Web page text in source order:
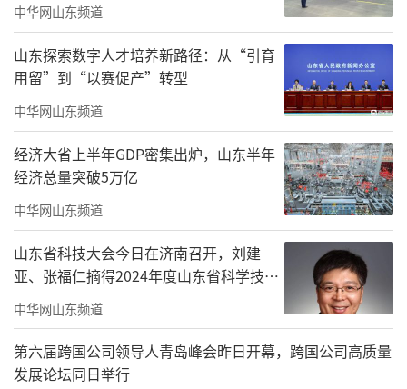
柿子的家族颇为兴旺，磨盘柿、牛心柿等
品种琳琅满目。其果实饱满丰腴，色泽艳丽夺
目。因“柿”与“事”“世”谐音，故而被赋
予了事事如意、顺利，世世太平、昌盛的吉祥
内涵，成为人们心中对美好生活向往的寄托。
再者，柿子树龄悠长、硕果累累，仿若长寿与
富贵的象征；其成熟于金秋丰收之际，更代表
着富贵与收获的喜悦，“事事如意”的美好愿
景也随之弥漫开来。
中华网山东频道
山东探索数字人才培养新路径：从“引育
用留”到“以赛促产”转型
中华网山东频道
经济大省上半年GDP密集出炉，山东半年
经济总量突破5万亿
中华网山东频道
山东省科技大会今日在济南召开，刘建
亚、张福仁摘得2024年度山东省科学技术
奖最高奖！
中华网山东频道
第六届跨国公司领导人青岛峰会昨日开幕，跨国公司高质量
发展论坛同日举行